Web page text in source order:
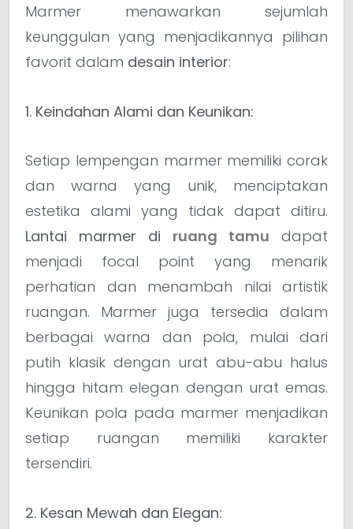
Marmer menawarkan sejumlah
keunggulan yang menjadikannya pilihan
favorit dalam desain interior:
1. Keindahan Alami dan Keunikan:
Setiap lempengan marmer memiliki corak
dan warna yang unik, menciptakan
estetika alami yang tidak dapat ditiru.
Lantai marmer di ruang tamu dapat
menjadi focal point yang menarik
perhatian dan menambah nilai artistik
ruangan. Marmer juga tersedia dalam
berbagai warna dan pola, mulai dari
putih klasik dengan urat abu-abu halus
hingga hitam elegan dengan urat emas.
Keunikan pola pada marmer menjadikan
setiap ruangan memiliki karakter
tersendiri.
2. Kesan Mewah dan Elegan: